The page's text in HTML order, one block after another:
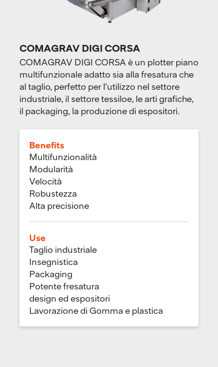
COMAGRAV DIGI CORSA
COMAGRAV DIGI CORSA è un plotter piano
multifunzionale adatto sia alla fresatura che
al taglio, perfetto per l’utilizzo nel settore
industriale, il settore tessiloe, le arti grafiche,
il packaging, la produzione di espositori.
Benefits
Multifunzionalità
Modularità
Velocità
Robustezza
Alta precisione
Use
Taglio industriale
Insegnistica
Packaging
Potente fresatura
design ed espositori
Lavorazione di Gomma e plastica